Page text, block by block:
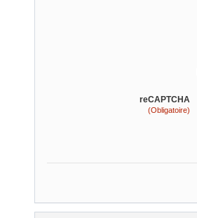
reCAPTCHA
(Obligatoire)